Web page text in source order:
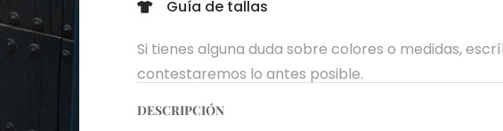
Guía de tallas
Si tienes alguna duda sobre colores o medidas,
contestaremos lo antes posible.
DESCRIPCIÓN